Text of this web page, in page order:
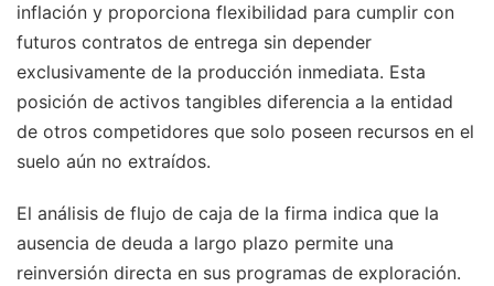
inflación y proporciona flexibilidad para cumplir con
futuros contratos de entrega sin depender
exclusivamente de la producción inmediata. Esta
posición de activos tangibles diferencia a la entidad
de otros competidores que solo poseen recursos en el
suelo aún no extraídos.
El análisis de flujo de caja de la firma indica que la
ausencia de deuda a largo plazo permite una
reinversión directa en sus programas de exploración.